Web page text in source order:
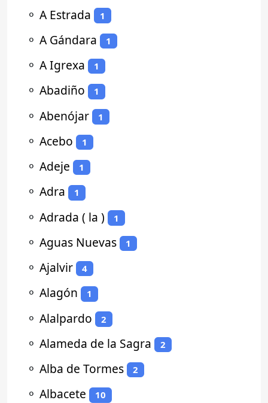
⚬ A Estrada 1
⚬ A Gándara 1
⚬ A Igrexa 1
⚬ Abadiño 1
⚬ Abenójar 1
⚬ Acebo 1
⚬ Adeje 1
⚬ Adra 1
⚬ Adrada ( la ) 1
⚬ Aguas Nuevas 1
⚬ Ajalvir 4
⚬ Alagón 1
⚬ Alalpardo 2
⚬ Alameda de la Sagra 2
⚬ Alba de Tormes 2
⚬ Albacete 10